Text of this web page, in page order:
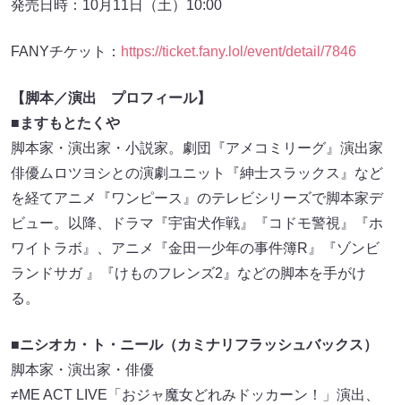
発売日時：10月11日（土）10:00
FANYチケット： https://ticket.fany.lol/event/detail/7846
【脚本／演出 プロフィール】
■ますもとたくや
脚本家・演出家・小説家。劇団『アメコミリーグ』演出家
俳優ムロツヨシとの演劇ユニット『紳士スラックス』など
を経てアニメ『ワンピース』のテレビシリーズで脚本家デ
ビュー。以降、ドラマ『宇宙犬作戦』『コドモ警視』『ホ
ワイトラボ』、アニメ『金田一少年の事件簿R』『ゾンビ
ランドサガ 』『けものフレンズ2』などの脚本を手がけ
る。
■ニシオカ・ト・ニール（カミナリフラッシュバックス）
脚本家・演出家・俳優
≠ME ACT LIVE「おジャ魔女どれみドッカーン！」演出、